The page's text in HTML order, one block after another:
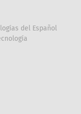
del Español